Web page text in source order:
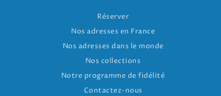
Réserver
Nos adresses en France
Nos adresses dans le monde
Nos collections
Notre programme de fidélité
Contactez-nous